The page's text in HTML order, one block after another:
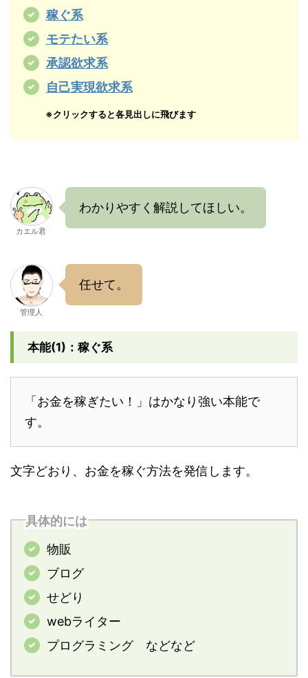
稼ぐ系
モテたい系
承認欲求系
自己実現欲求系
※クリックすると各見出しに飛びます
カエル君
わかりやすく解説してほしい。
管理人
任せて。
本能(1)：稼ぐ系
「お金を稼ぎたい！」はかなり強い本能で
す。
文字どおり、お金を稼ぐ方法を発信します。
具体的には
物販
ブログ
せどり
webライター
プログラミング などなど